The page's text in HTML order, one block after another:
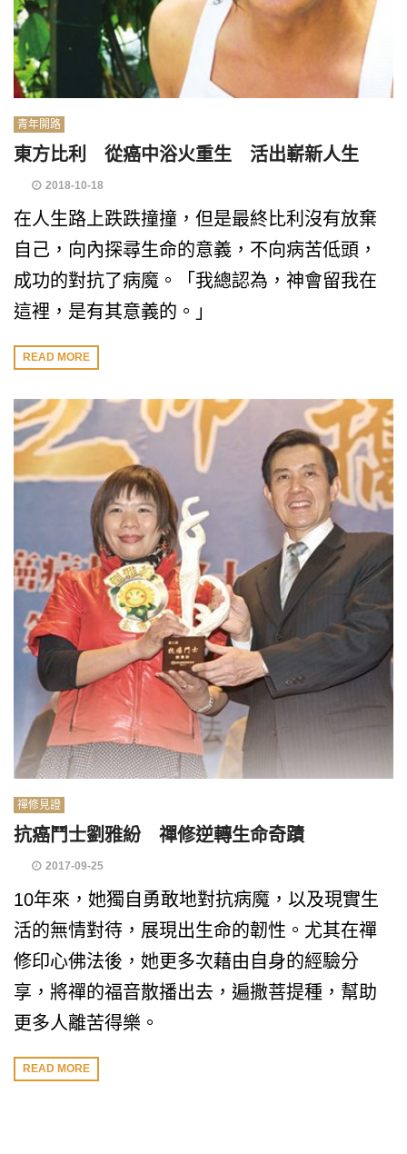
青年開路
東方比利 從癌中浴火重生 活出嶄新人生
2018-10-18
在人生路上跌跌撞撞，但是最終比利沒有放棄
自己，向內探尋生命的意義，不向病苦低頭，
成功的對抗了病魔。「我總認為，神會留我在
這裡，是有其意義的。」
READ MORE
禪修見證
抗癌鬥士劉雅紛 禪修逆轉生命奇蹟
2017-09-25
10年來，她獨自勇敢地對抗病魔，以及現實生
活的無情對待，展現出生命的韌性。尤其在禪
修印心佛法後，她更多次藉由自身的經驗分
享，將禪的福音散播出去，遍撒菩提種，幫助
更多人離苦得樂。
READ MORE